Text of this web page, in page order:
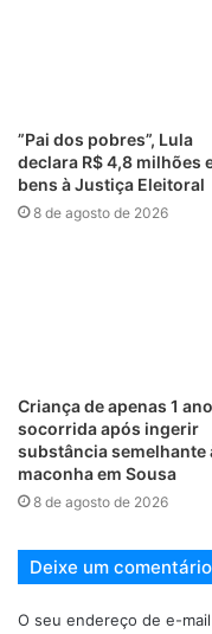
”Pai dos pobres”, Lula
declara R$ 4,8 milhões
bens à Justiça Eleitoral
8 de agosto de 2026
Criança de apenas 1
socorrida após ingerir
substância semelhante
maconha em Sousa
8 de agosto de 2026
Deixe um comentário
O seu endereço de e-